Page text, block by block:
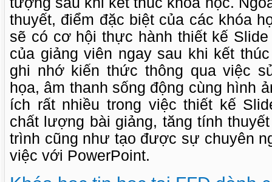
thuyết, điểm đặc biệt của các khóa
sẽ có cơ hội thực hành thiết kế
của giảng viên ngay sau khi kết
ghi nhớ kiến thức thông qua việc
họa, âm thanh sống động cùng hình
ích rất nhiều trong việc thiết kế
chất lượng bài giảng, tăng tính
trình cũng như tạo được sự chuyên
việc với PowerPoint.